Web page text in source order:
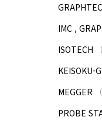
GRAPHTEC
IMC ,
ISOTECH
KEISOKU-
MEGGER
PROBE